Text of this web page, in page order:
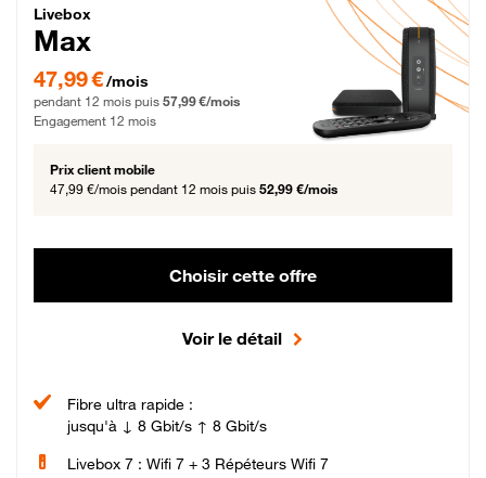
Livebox Max Fibre
Livebox
Max
47,99 € par mois pendant 12 mois puis 57,99 € par mois, Engagement 12 mois
47,99 €/mois
pendant 12 mois puis 57,99 €/mois
Engagement 12 mois
Prix client mobile
47,99 €/mois pendant 12 mois puis 52,99 €/mois
Choisir cette offre
Voir le détail
Fibre ultra rapide :
jusqu'à ↓ 8 Gbit/s ↑ 8 Gbit/s
Livebox 7 : Wifi 7 + 3 Répéteurs Wifi 7